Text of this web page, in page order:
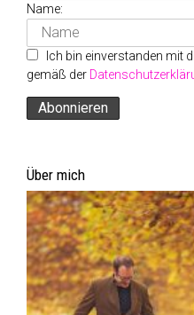
Name:
Ich bin einverstanden mit
gemäß der
Über mich